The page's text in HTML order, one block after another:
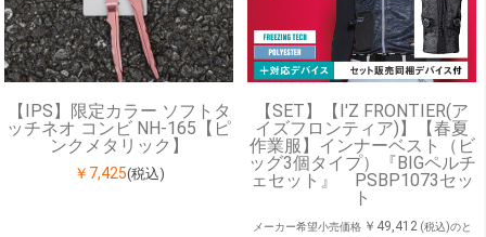
【IPS】限定カラー ソフトタ
ッチネオ コンビ NH-165【ピ
ンクメタリック】
￥7,425(税込)
【SET】【I'Z FRONTIER(ア
イズフロンティア)】【春夏
作業服】インナーベスト（ビ
ッグ3個タイプ）『BIGペルチ
ェセット』 PSBP1073セッ
ト
メーカー希望小売価格 ￥49,412(税込)のと